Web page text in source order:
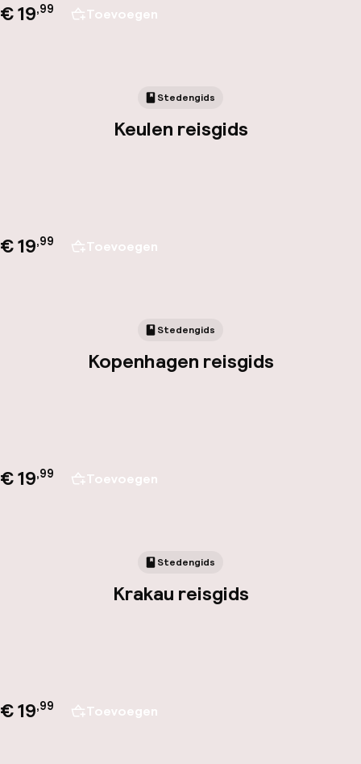
€ 19,99 Toevoegen
Stedengids
Keulen reisgids
€ 19,99 Toevoegen
Stedengids
Kopenhagen reisgids
€ 19,99 Toevoegen
Stedengids
Krakau reisgids
€ 19,99 Toevoegen